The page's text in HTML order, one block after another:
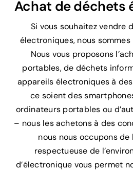
Achat de déchets
Si vous souhaitez vendre
électroniques, nous
Nous vous proposons
portables, de déchets
appareils électroniques à
ce soient des
ordinateurs portables ou
– nous les achetons à des
nous nous occupons
respectueuse de
d’électronique vous permet